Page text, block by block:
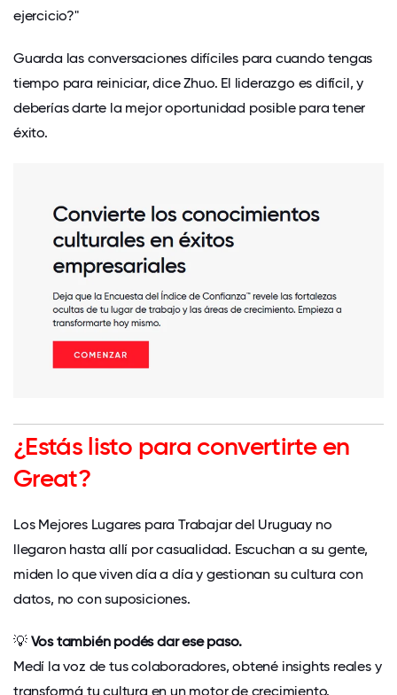
ejercicio?"
Guarda las conversaciones difíciles para cuando tengas
tiempo para reiniciar, dice Zhuo. El liderazgo es difícil, y
deberías darte la mejor oportunidad posible para tener
éxito.
¿Estás listo para convertirte en
Great?
Los Mejores Lugares para Trabajar del Uruguay no
llegaron hasta allí por casualidad. Escuchan a su gente,
miden lo que viven día a día y gestionan su cultura con
datos, no con suposiciones.
💡 Vos también podés dar ese paso.
Medí la voz de tus colaboradores, obtené insights reales y
transformá tu cultura en un motor de crecimiento.